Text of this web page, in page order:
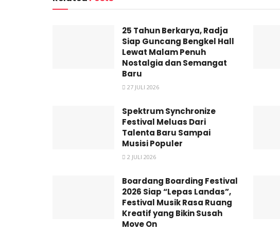
25 Tahun Berkarya, Radja
Siap Guncang Bengkel Hall
Lewat Malam Penuh
Nostalgia dan Semangat
Baru
27 JULI 2026
Spektrum Synchronize
Festival Meluas Dari
Talenta Baru Sampai
Musisi Populer
2 JULI 2026
Boardang Boarding Festival
2026 Siap “Lepas Landas”,
Festival Musik Rasa Ruang
Kreatif yang Bikin Susah
Move On